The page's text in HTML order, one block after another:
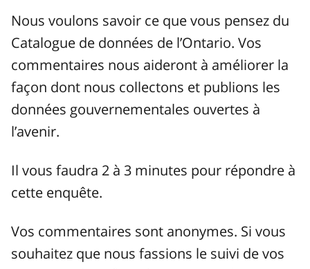
Nous voulons savoir ce que vous pensez du
Catalogue de données de l’Ontario. Vos
commentaires nous aideront à améliorer la
façon dont nous collectons et publions les
données gouvernementales ouvertes à
l’avenir.
Il vous faudra 2 à 3 minutes pour répondre à
cette enquête.
Vos commentaires sont anonymes. Si vous
souhaitez que nous fassions le suivi de vos